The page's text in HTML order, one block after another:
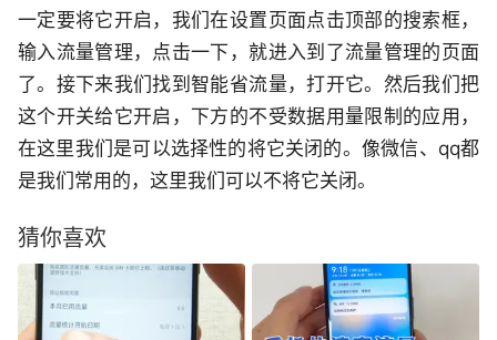
一定要将它开启，我们在设置页面点击顶部的搜索框，
输入流量管理，点击一下，就进入到了流量管理的页面
了。接下来我们找到智能省流量，打开它。然后我们把
这个开关给它开启，下方的不受数据用量限制的应用，
在这里我们是可以选择性的将它关闭的。像微信、qq都
是我们常用的，这里我们可以不将它关闭。
猜你喜欢